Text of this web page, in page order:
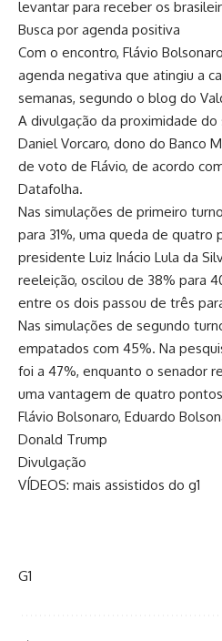
levantar para receber os
Busca por agenda positiva
Com o encontro, Flávio
agenda negativa que atingiu a
semanas, segundo o blog do
A divulgação da proximidade
Daniel Vorcaro, dono do Banco
de voto de Flávio, de acordo
Datafolha.
Nas simulações de primeiro
para 31%, uma queda de quatro
presidente Luiz Inácio Lula da
reeleição, oscilou de 38% para
entre os dois passou de três
Nas simulações de segundo
empatados com 45%. Na
foi a 47%, enquanto o senador
uma vantagem de quatro
Flávio Bolsonaro, Eduardo
Donald Trump
Divulgação
VÍDEOS: mais assistidos do g1
G1